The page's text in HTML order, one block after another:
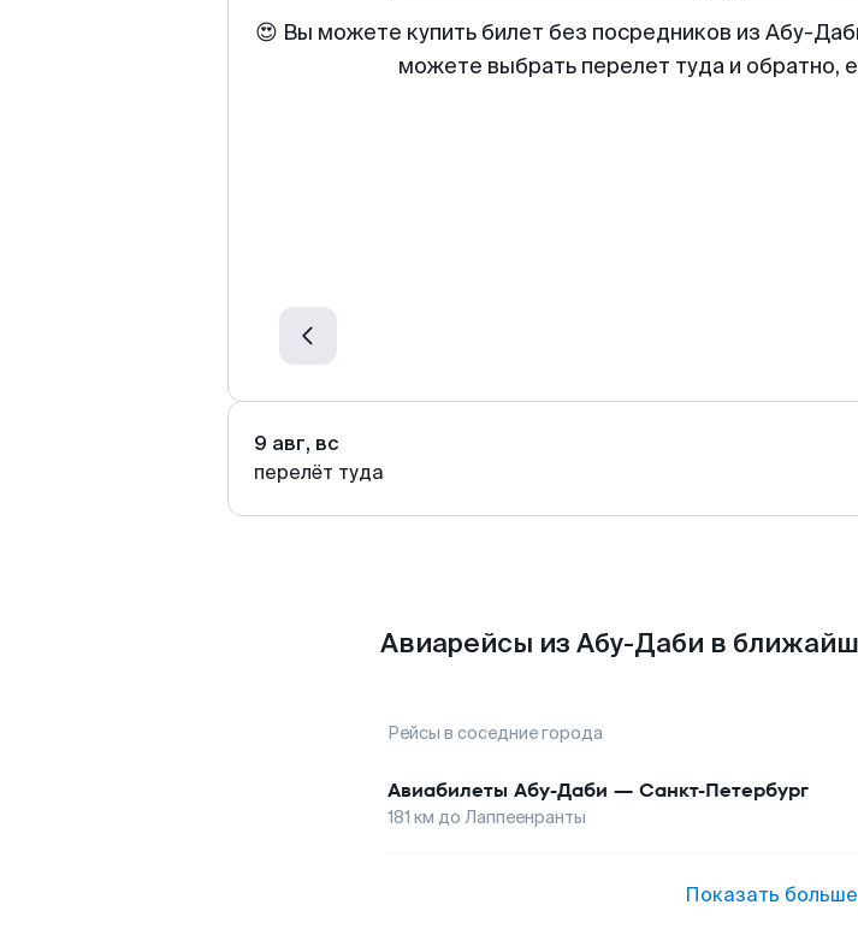
😍 Вы можете купить билет без посредников из Абу-
можете выбрать перелет туда и обратно,
9 авг, вс
перелёт туда
Авиарейсы из Абу-Даби в
Рейсы в соседние города
Авиабилеты Абу-Даби — Санкт-Петербург
181 км до Лаппеенранты
Показать